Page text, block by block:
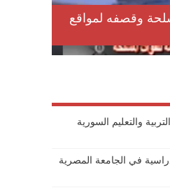
وقصفه لمواقع
والتعليم السورية
في الجامعة المصرية